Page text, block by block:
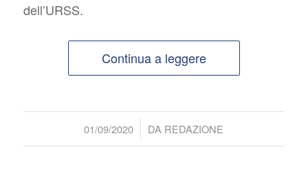
dell’URSS.
Continua a leggere
01/09/2020
/ DA REDAZIONE